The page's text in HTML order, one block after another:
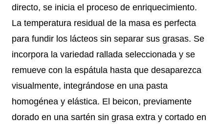
directo, se inicia el proceso de enriquecimiento.
La temperatura residual de la masa es perfecta
para fundir los lácteos sin separar sus grasas. Se
incorpora la variedad rallada seleccionada y se
remueve con la espátula hasta que desaparezca
visualmente, integrándose en una pasta
homogénea y elástica. El beicon, previamente
dorado en una sartén sin grasa extra y cortado en